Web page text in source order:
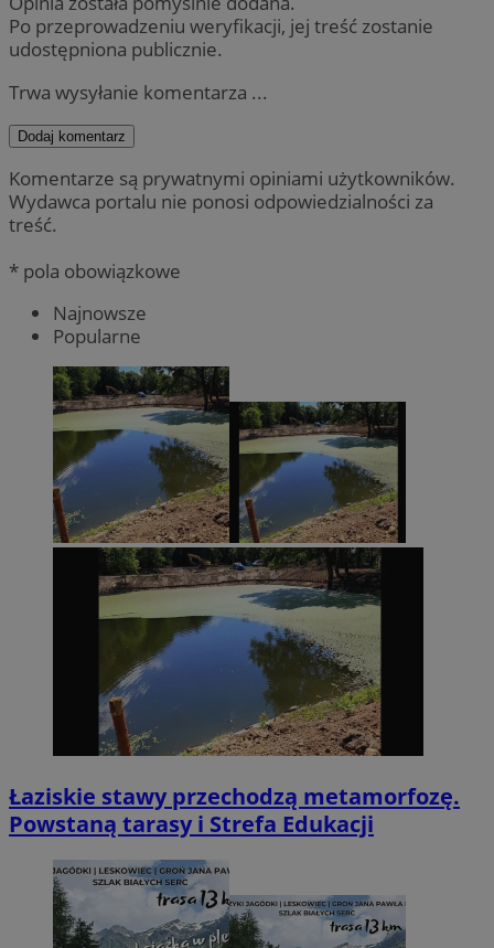
Po przeprowadzeniu weryfikacji, jej treść zostanie
udostępniona publicznie.
Trwa wysyłanie komentarza ...
Dodaj komentarz
Komentarze są prywatnymi opiniami użytkowników.
Wydawca portalu nie ponosi odpowiedzialności za
treść.
* pola obowiązkowe
Najnowsze
Popularne
Łaziskie stawy przechodzą metamorfozę.
Powstaną tarasy i Strefa Edukacji